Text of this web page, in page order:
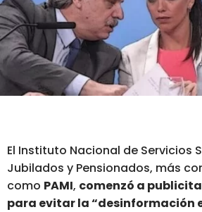
El Instituto Nacional de Servicios
Jubilados y Pensionados, más
como PAMI, comenzó a
para evitar la “desinformación